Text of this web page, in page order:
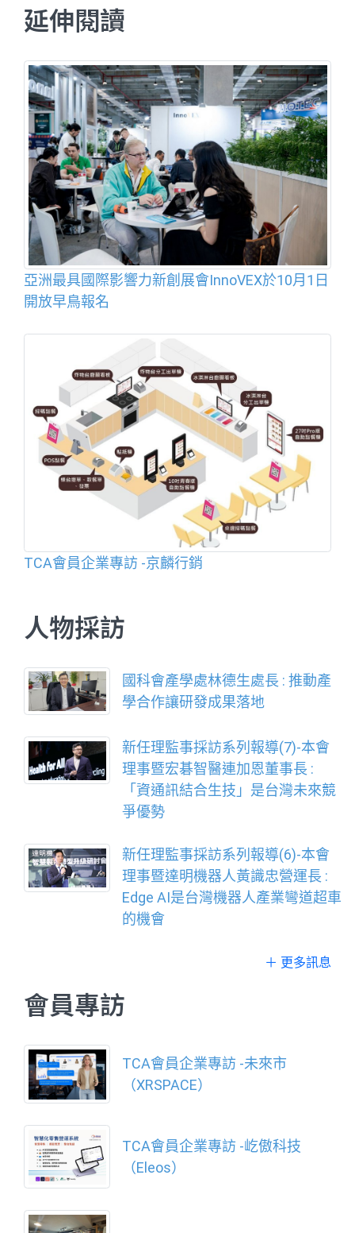
延伸閱讀
亞洲最具國際影響力新創展會InnoVEX於10月1日
開放早鳥報名
TCA會員企業專訪 -京麟行銷
人物採訪
國科會產學處林德生處長 : 推動產
學合作讓研發成果落地
新任理監事採訪系列報導(7)-本會
理事暨宏碁智醫連加恩董事長 :
「資通訊結合生技」是台灣未來競
爭優勢
新任理監事採訪系列報導(6)-本會
理事暨達明機器人黃識忠營運長 :
Edge AI是台灣機器人產業彎道超車
的機會
＋ 更多訊息
會員專訪
TCA會員企業專訪 -未來市
（XRSPACE）
TCA會員企業專訪 -屹傲科技
（Eleos）